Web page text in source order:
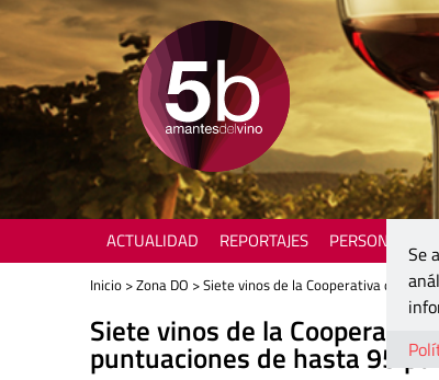
ACTUALIDAD REPORTAJES PERSONAJES
Inicio >Zona DO > Siete vinos de la Cooperativa de
Siete vinos de la
puntuaciones de hasta 95
Se